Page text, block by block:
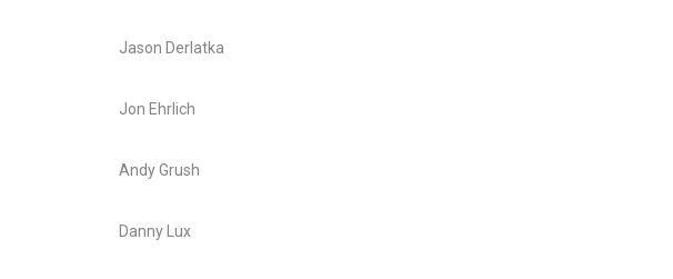
Jason Derlatka
Jon Ehrlich
Andy Grush
Danny Lux